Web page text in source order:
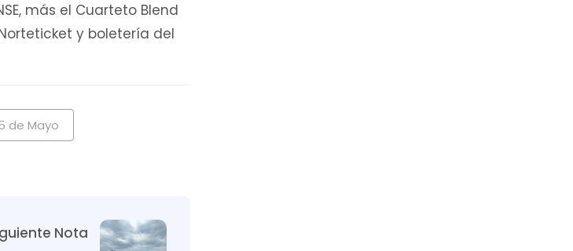
más el Cuarteto Blend
y boletería del
de Mayo
Nota